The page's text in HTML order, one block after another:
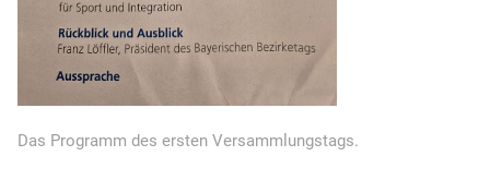
Das Programm des ersten Versammlungstags.